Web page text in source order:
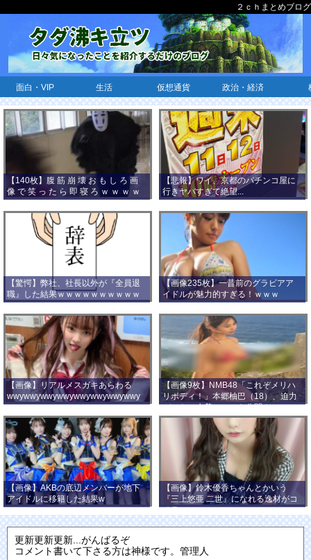
２ｃｈまとめブログ
面白・VIP 生活 仮想通貨 政治・経済
【140枚】腹 筋 崩 壊 お も し ろ 画
像 で 笑 っ た ら 即 寝 ろ ｗ ｗ ｗ ｗ
ｗ ｗ ｗ ｗ ｗ ｗ ｗ ｗ
【悲報】ワイ、京都のパチンコ屋に
行きヤバすぎて絶望...
【驚愕】弊社、社長以外が『全員退
職』した結果ｗｗｗｗｗｗｗｗｗｗ
ｗｗｗ
【画像235枚】一昔前のグラビアア
イドルが魅力的すぎる！ｗｗｗ
【画像】リアルメスガキあらわる
wwywwywwywwywwywwywwywwy
wwy
【画像9枚】NMB48「これぞメリハ
リボディ！」本郷柚巴（18）、迫力
バストの水着ショット公開！
【画像】AKBの底辺メンバーが地下
アイドルに移籍した結果w
【画像】鈴木優香ちゃんとかいう
『三上悠亜 二世』になれる逸材がコ
チラ
更新更新更新...がんばるぞ
コメント書いて下さる方は神様です。管理人